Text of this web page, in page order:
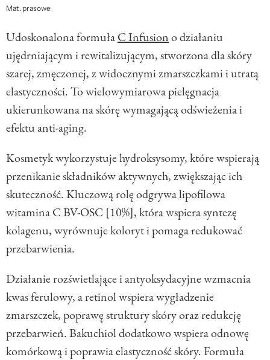
Mat. prasowe
Udoskonalona formułaC Infusiono działaniu
ujędrniającym i rewitalizującym, stworzona dla skóry
szarej, zmęczonej, z widocznymi zmarszczkami i utratą
elastyczności. To wielowymiarowa pielęgnacja
ukierunkowana na skórę wymagającą odświeżenia i
efektu anti-aging.
Kosmetyk wykorzystuje hydroksysomy, które wspierają
przenikanie składników aktywnych, zwiększając ich
skuteczność. Kluczową rolę odgrywa lipofilowa
witamina C BV-OSC [10%], która wspiera syntezę
kolagenu, wyrównuje koloryt i pomaga redukować
przebarwienia.
Działanie rozświetlające i antyoksydacyjne wzmacnia
kwas ferulowy, a retinol wspiera wygładzenie
zmarszczek, poprawę struktury skóry oraz redukcję
przebarwień. Bakuchiol dodatkowo wspiera odnowę
komórkową i poprawia elastyczność skóry. Formuła